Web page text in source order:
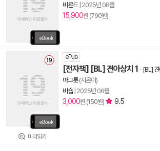
비욘드| 2025년 08월
15,900원 (790원)
미리읽기
ePub
[전자책] [BL] 견아상치 1 - [BL] 견
마그릇(지은이)
비숍| 2025년 06월
3,000원 (150원) 9.5